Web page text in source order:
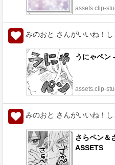
assets.clip-
みのおと さんがいいね！し
うにゃペン
assets.clip-
みのおと さんがいいね！し
さらペン＆
ASSETS